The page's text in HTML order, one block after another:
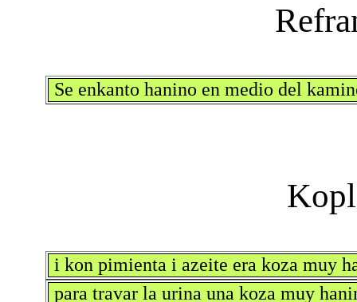
Se enkanto hanino en medio del
i kon pimienta i azeite era koza muy
para travar la urina una koza muy